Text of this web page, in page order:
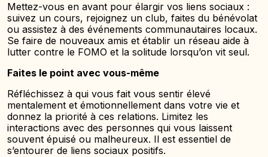
Mettez-vous en avant pour élargir vos liens sociaux :
suivez un cours, rejoignez un club, faites du bénévolat
ou assistez à des événements communautaires locaux.
Se faire de nouveaux amis et établir un réseau aide à
lutter contre le FOMO et la solitude lorsqu’on vit seul.
Faites le point avec vous-même
Réfléchissez à qui vous fait vous sentir élevé
mentalement et émotionnellement dans votre vie et
donnez la priorité à ces relations. Limitez les
interactions avec des personnes qui vous laissent
souvent épuisé ou malheureux. Il est essentiel de
s’entourer de liens sociaux positifs.